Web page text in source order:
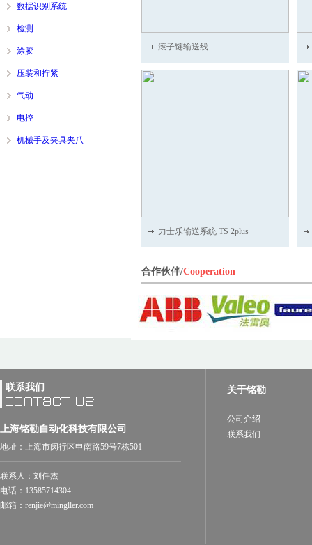
数据识别系统
检测
涂胶
压装和拧紧
气动
电控
机械手及夹具夹爪
滚子链输送线
力士乐输送系统 TS 2plus
合作伙伴/Cooperation
联系我们
上海铭勒自动化科技有限公司
地址：上海市闵行区申南路59号7栋501
联系人：刘任杰
电话：13585714304
邮箱：renjie@mingller.com
关于铭勒
公司介绍
联系我们